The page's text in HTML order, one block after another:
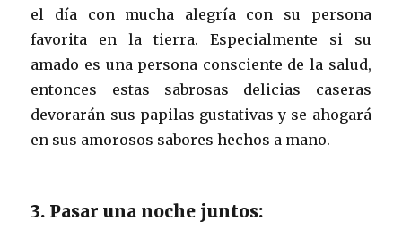
el día con mucha alegría con su persona
favorita en la tierra. Especialmente si su
amado es una persona consciente de la salud,
entonces estas sabrosas delicias caseras
devorarán sus papilas gustativas y se ahogará
en sus amorosos sabores hechos a mano.
3. Pasar una noche juntos: